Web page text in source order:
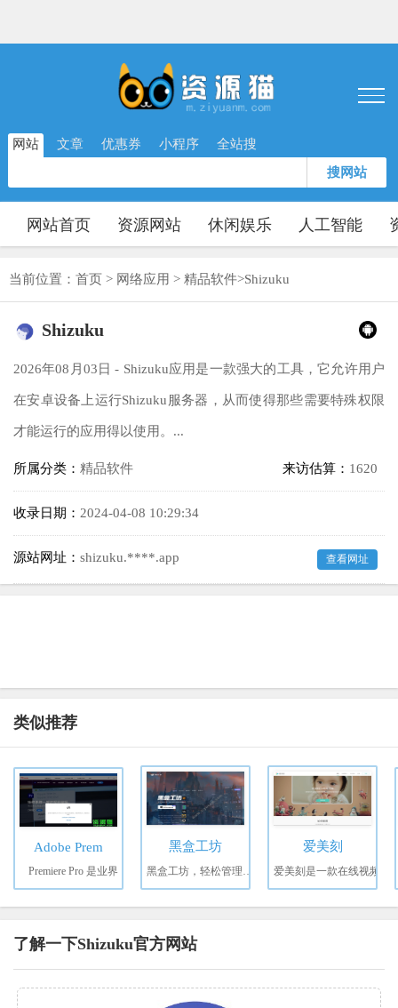
网站 文章 优惠券 小程序 全站搜
搜网站
网站首页 资源网站 休闲娱乐 人工智能
当前位置： 首页 > 网络应用 > 精品软件>Shizuku
Shizuku
2026年08月03日 - Shizuku应用是一款强大的工具，它允许用户
在安卓设备上运行Shizuku服务器，从而使得那些需要特殊权限
才能运行的应用得以使用。...
所属分类： 精品软件 来访估算： 1620
收录日期： 2024-04-08 10:29:34
源站网址： shizuku.****.app 查看网址
类似推荐
Adobe Prem
Premiere Pro 是业界
黑盒工坊
黑盒工坊，轻松管理你的
爱美刻
爱美刻是一款在线视频
了解一下Shizuku官方网站